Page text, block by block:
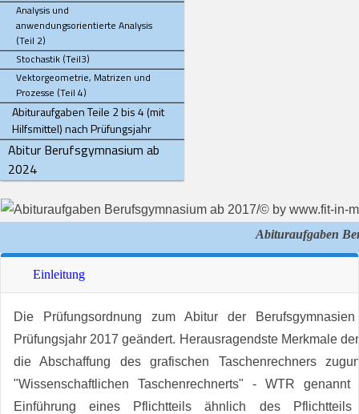
Analysis und
anwendungsorientierte Analysis
(Teil 2)
Stochastik (Teil3)
Vektorgeometrie, Matrizen und
Prozesse (Teil 4)
Abituraufgaben Teile 2 bis 4 (mit
Hilfsmittel) nach Prüfungsjahr
Abitur Berufsgymnasium ab
2024
Abituraufgaben
Einleitung
Die Prüfungsordnung zum Abitur der
Prüfungsjahr 2017 geändert. Herausragendste Merkmale
die Abschaffung des grafischen Taschenrechners
"Wissenschaftlichen Taschenrechnerts" - WTR
Einführung eines Pflichtteils ähnlich des Pflichtteils